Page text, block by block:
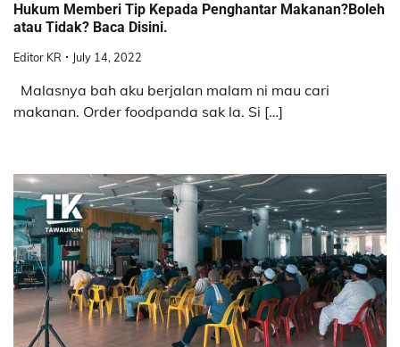
Hukum Memberi Tip Kepada Penghantar Makanan?Boleh
atau Tidak? Baca Disini.
Editor KR July 14, 2022
Malasnya bah aku berjalan malam ni mau cari
makanan. Order foodpanda sak la. Si […]